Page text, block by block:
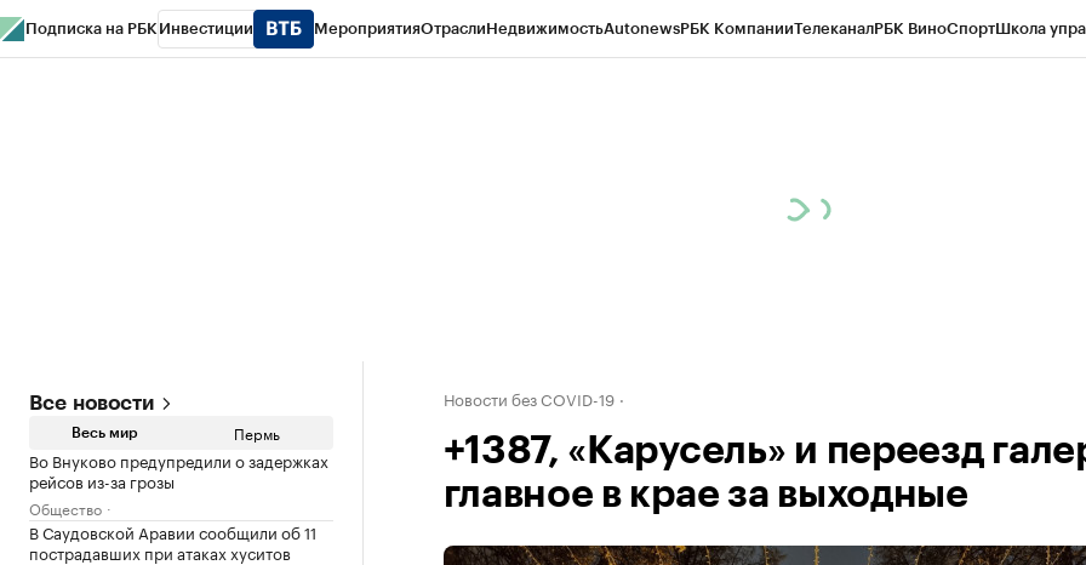
Подписка на РБК Инвестиции МероприятияОтраслиНедвижимостьAutonewsРБК КомпанииТелеканалРБК ВиноСпортШкола
Все новости
Весь мир Пермь
Во Внуково предупредили о задержках
рейсов из-за грозы
Общество
В Саудовской Аравии сообщили об 11
пострадавших при атаках хуситов
Новости без COVID-19
+1387, «Карусель» и переезд
главное в крае за выходные